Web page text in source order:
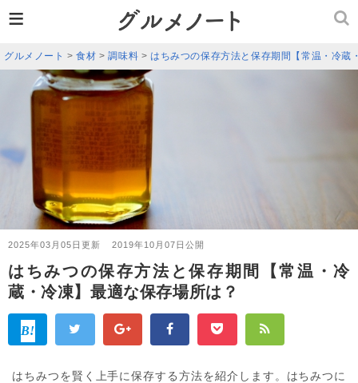
グルメノート >食材 >調味料 >はちみつの保存方法と保存期間【常温・冷蔵
2025年03月05日更新 2019年10月07日公開
はちみつの保存方法と保存期間【常温・冷
蔵・冷凍】最適な保存場所は？
はちみつを賢く上手に保存する方法を紹介します。はちみつに
≡